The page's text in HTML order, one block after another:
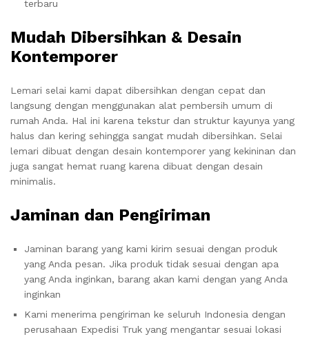
terbaru
Mudah Dibersihkan & Desain
Kontemporer
Lemari selai kami dapat dibersihkan dengan cepat dan
langsung dengan menggunakan alat pembersih umum di
rumah Anda. Hal ini karena tekstur dan struktur kayunya yang
halus dan kering sehingga sangat mudah dibersihkan. Selai
lemari dibuat dengan desain kontemporer yang kekininan dan
juga sangat hemat ruang karena dibuat dengan desain
minimalis.
Jaminan dan Pengiriman
Jaminan barang yang kami kirim sesuai dengan produk
yang Anda pesan. Jika produk tidak sesuai dengan apa
yang Anda inginkan, barang akan kami dengan yang Anda
inginkan
Kami menerima pengiriman ke seluruh Indonesia dengan
perusahaan Expedisi Truk yang mengantar sesuai lokasi